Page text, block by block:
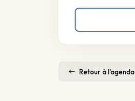
Retour à l'agenda